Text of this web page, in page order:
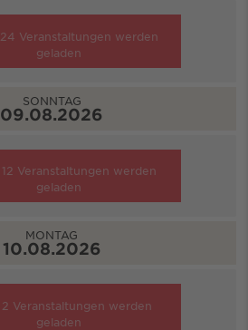
24 Veranstaltungen werden
geladen
SONNTAG
09.08.2026
12 Veranstaltungen werden
geladen
MONTAG
10.08.2026
2 Veranstaltungen werden
geladen